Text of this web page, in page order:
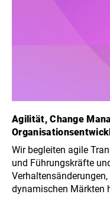
Agilität, Change
Wir begleiten agile
und Führungskräfte
dynamischen Märkten